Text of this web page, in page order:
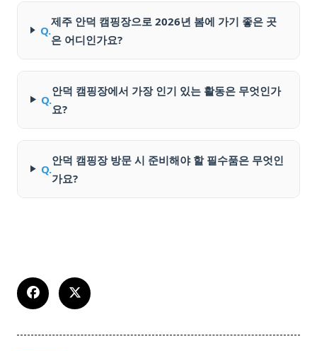
Q.
제주 안덕 캠핑장으로 2026년 봄에 가기 좋은 곳
은 어디인가요?
Q.
안덕 캠핑장에서 가장 인기 있는 활동은 무엇인가
요?
Q.
안덕 캠핑장 방문 시 준비해야 할 필수품은 무엇인
가요?